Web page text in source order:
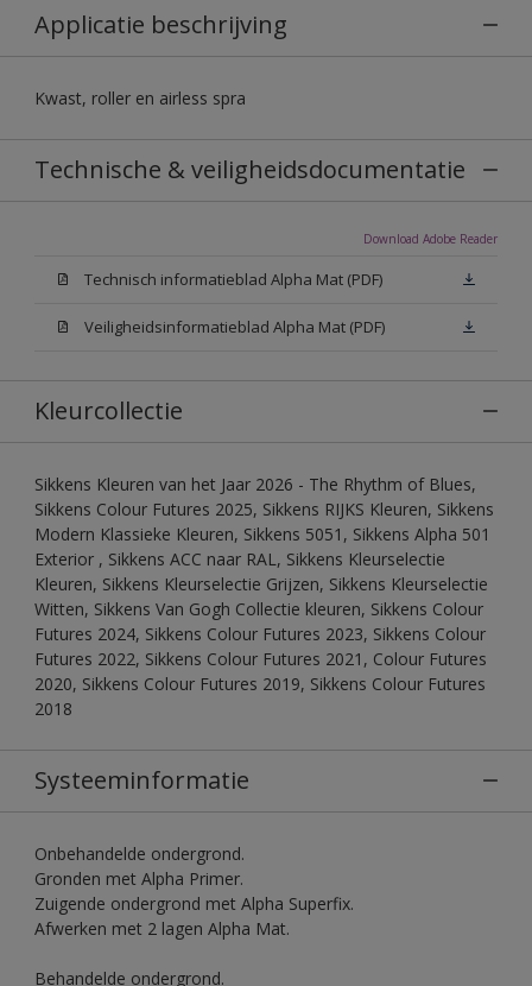
Applicatie beschrijving
Kwast, roller en airless spra
Technische & veiligheidsdocumentatie
Download Adobe Reader
Technisch informatieblad Alpha Mat (PDF)
Veiligheidsinformatieblad Alpha Mat (PDF)
Kleurcollectie
Sikkens Kleuren van het Jaar 2026 - The Rhythm of Blues,
Sikkens Colour Futures 2025, Sikkens RIJKS Kleuren, Sikkens
Modern Klassieke Kleuren, Sikkens 5051, Sikkens Alpha 501
Exterior , Sikkens ACC naar RAL, Sikkens Kleurselectie
Kleuren, Sikkens Kleurselectie Grijzen, Sikkens Kleurselectie
Witten, Sikkens Van Gogh Collectie kleuren, Sikkens Colour
Futures 2024, Sikkens Colour Futures 2023, Sikkens Colour
Futures 2022, Sikkens Colour Futures 2021, Colour Futures
2020, Sikkens Colour Futures 2019, Sikkens Colour Futures
2018
Systeeminformatie
Onbehandelde ondergrond.
Gronden met Alpha Primer.
Zuigende ondergrond met Alpha Superfix.
Afwerken met 2 lagen Alpha Mat.
Behandelde ondergrond.